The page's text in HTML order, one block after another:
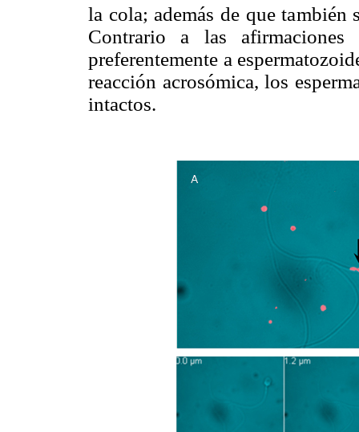
la cola; además de que
Contrario a las
preferentemente a
reacción acrosómica, los
intactos.